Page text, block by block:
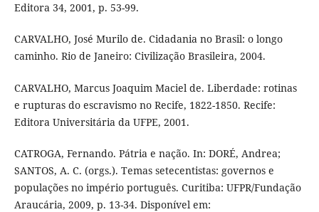
Editora 34, 2001, p. 53-99.
CARVALHO, José Murilo de. Cidadania no Brasil: o longo
caminho. Rio de Janeiro: Civilização Brasileira, 2004.
CARVALHO, Marcus Joaquim Maciel de. Liberdade: rotinas
e rupturas do escravismo no Recife, 1822-1850. Recife:
Editora Universitária da UFPE, 2001.
CATROGA, Fernando. Pátria e nação. In: DORÉ, Andrea;
SANTOS, A. C. (orgs.). Temas setecentistas: governos e
populações no império português. Curitiba: UFPR/Fundação
Araucária, 2009, p. 13-34. Disponível em: